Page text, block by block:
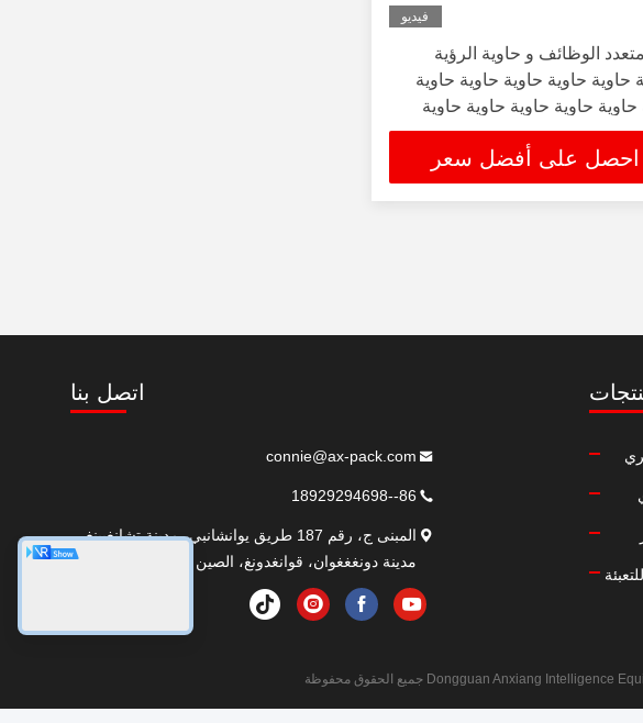
فيديو
الوظائف و حاوية الرؤية
حاوية حاوية حاوية حاوية حاوية
حاوية حاوية حاوية حاوية حاوية
حاوية
احصل على أفضل سعر
اتصل بنا
connie@ax-pack.com
86--18929294698
المبنى ج، رقم 187 طريق يوانشانبي، مدينة تشانغبينغ،
مدينة دونغغغوان، قوانغدونغ، الصين